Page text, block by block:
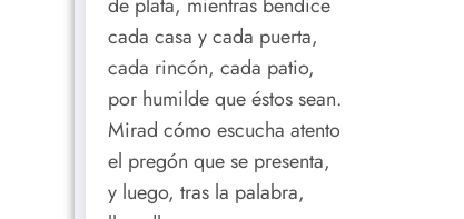
de plata, mientras bendice
cada casa y cada puerta,
cada rincón, cada patio,
por humilde que éstos sean.
Mirad cómo escucha atento
el pregón que se presenta,
y luego, tras la palabra,